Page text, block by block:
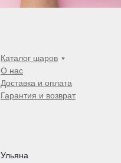
Каталог шаров
О нас
Доставка и оплата
Гарантия и возврат
Ульяна